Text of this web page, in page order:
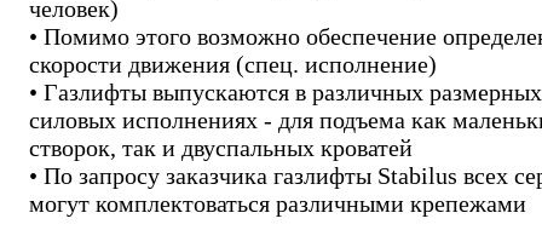
человек)
• Помимо этого возможно обеспечение
скорости движения (спец. исполнение)
• Газлифты выпускаются в различных
силовых исполнениях - для подъема как
створок, так и двуспальных кроватей
• По запросу заказчика газлифты Stabilus всех
могут комплектоваться различными крепежами